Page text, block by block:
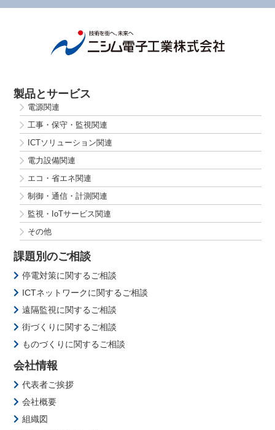
製品とサービス
電源関連
工事・保守・監視関連
ICTソリューション関連
電力設備関連
エコ・省エネ関連
制御・通信・計測関連
監視・IoTサービス関連
その他
課題別のご相談
停電対策に関するご相談
ICTネットワークに関するご相談
遠隔監視に関するご相談
街づくりに関するご相談
ものづくりに関するご相談
会社情報
代表者ご挨拶
会社概要
組織図